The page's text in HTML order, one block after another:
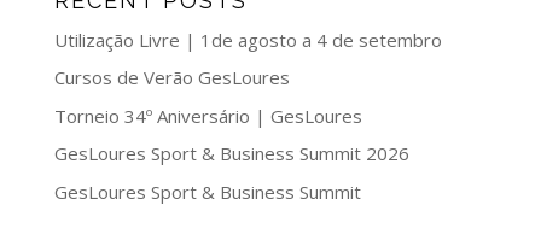
Utilização Livre | 1de agosto a 4 de setembro
Cursos de Verão GesLoures
Torneio 34º Aniversário | GesLoures
GesLoures Sport & Business Summit 2026
GesLoures Sport & Business Summit